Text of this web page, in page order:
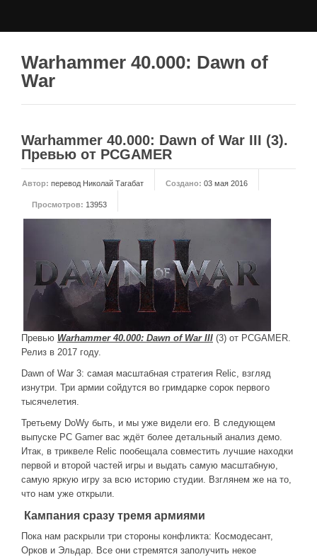
МОДЫ
Моддинг ROME 2
Моддинг Shogun 2
Моддинг Napoleon
ДРУГИЕ ИГРЫ
Серия игр Mount and Blade
Вселенные Warhammer
Warhammer 40.000: Dawn of War
Серия игр «История войн»
Серия игр «King Arthur»
КРЕАТИВ
Творчество СиЧевиков
Блоги о рыбалке
Черный Гетман (роман)
ИСТОРИЯ
Загадки и тайны истории
Наше время
Новое время
Крестовые походы
Warhammer 40.000: Dawn of
War
Warhammer 40.000: Dawn of War III (3).
Превью от PCGAMER
Автор: перевод Николай Тагабат Создано: 03 мая 2016
Просмотров: 13953
Превью Warhammer 40.000: Dawn of War III (3) от PCGAMER.
Релиз в 2017 году.
Dawn of War 3: самая масштабная стратегия Relic, взгляд
изнутри. Три армии сойдутся во гримдарке сорок первого
тысячелетия.
Третьему DoWу быть, и мы уже видели его. В следующем
выпуске PC Gamer вас ждёт более детальный анализ демо.
Итак, в триквеле Relic пообещала совместить лучшие находки
первой и второй частей игры и выдать самую масштабную,
самую яркую игру за всю историю студии. Взглянем же на то,
что нам уже открыли.
Кампания сразу тремя армиями
Пока нам раскрыли три стороны конфликта: Космодесант,
Орков и Эльдар. Все они стремятся заполучить некое